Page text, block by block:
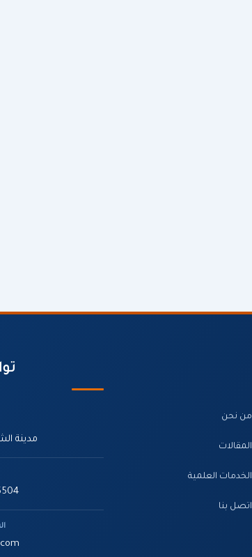
من نحن
المقالات
الخدمات العلمية
اتصل بنا
مدينة